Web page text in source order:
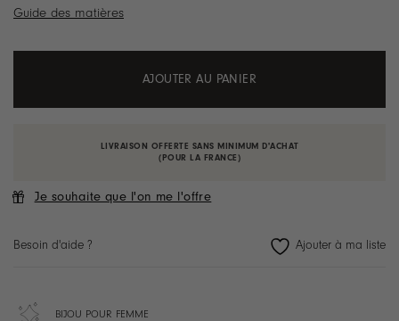
Guide des matières
AJOUTER AU PANIER
LIVRAISON OFFERTE SANS MINIMUM D'ACHAT
(POUR LA FRANCE)
Je souhaite que l'on me l'offre
Besoin d'aide ?
BIJOU POUR FEMME